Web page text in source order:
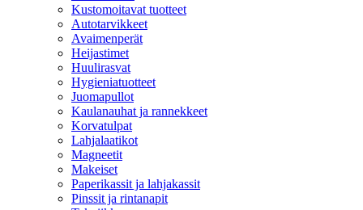
Kustomoitavat tuotteet
Autotarvikkeet
Avaimenperät
Heijastimet
Huulirasvat
Hygieniatuotteet
Juomapullot
Kaulanauhat ja rannekkeet
Korvatulpat
Lahjalaatikot
Magneetit
Makeiset
Paperikassit ja lahjakassit
Pinssit ja rintanapit